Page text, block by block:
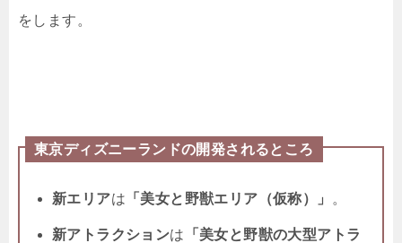
をします。
東京ディズニーランドの開発されるところ
新エリアは 「美女と野獣エリア（仮称）」 。
新アトラクションは 「美女と野獣の大型アトラ